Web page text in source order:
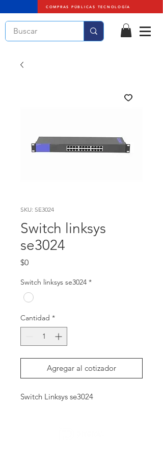
COMPRAS PÚBLICAS TECNOLOGÍA
SKU: SE3024
Switch linksys
se3024
$0Precio
Switch linksys se3024 *
Cantidad *
Agregar al cotizador
Switch Linksys se3024